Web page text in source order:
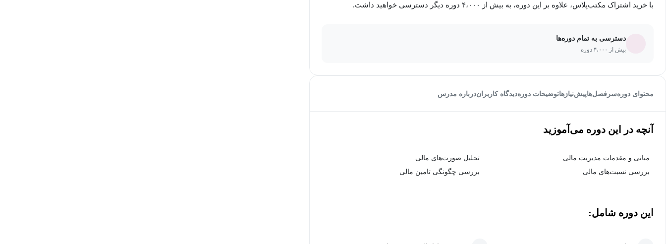
با خرید اشتراک مکتب‌پلاس، علاوه بر این دوره، به بیش از ۴،۰۰۰ دوره دیگر دسترسی خواهید داشت.
دسترسی به تمام دوره‌ها
بیش از ۴،۰۰۰ دوره
محتوای دورهسرفصل‌هاپیش‌نیاز‌هاتوضیحات دورهدیدگاه کاربراندرباره مدرس
آنچه در این دوره می‌آموزید
مبانی و مقدمات مدیریت مالی
تحلیل صورت‌های مالی
بررسی نسبت‌های مالی
بررسی چگونگی تامین مالی
این دوره شامل: